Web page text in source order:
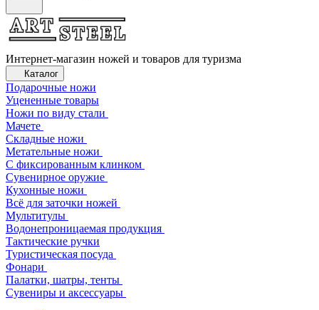
Интернет-магазин ножей и товаров для туризма
Каталог
Подарочные ножи
Уцененные товары
Ножи по виду стали
Мачете
Складные ножи
Метательные ножи
С фиксированным клинком
Сувенирное оружие
Кухонные ножи
Всё для заточки ножей
Мультитулы
Водонепроницаемая продукция
Тактические ручки
Туристическая посуда
Фонари
Палатки, шатры, тенты
Сувениры и аксессуары